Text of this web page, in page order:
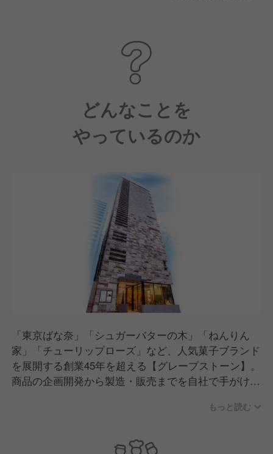
どんなことを
やっているのか
「東京ばな奈」「シュガーバターの木」「ねんりん
家」「チューリップローズ」など、人気菓子ブランド
を展開する創業45年を超える【グレープストーン】。
商品の企画開発から製造・販売までを自社で手がけ
ストランを東京・阿佐ヶ谷にオープン！
もっと読む